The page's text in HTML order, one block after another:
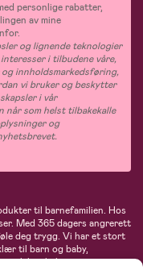
personlige rabatter,
av mine
og lignende teknologier
i tilbudene våre,
innholdsmarkedsføring,
vi bruker og beskytter
i vår
når som helst tilbakekalle
og
til barnefamilien. Hos
Med 365 dagers angrerett
deg trygg. Vi har et stort
til barn og baby,
leker, babyustyr og mye